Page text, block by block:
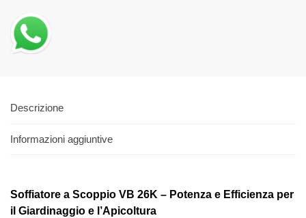
Descrizione
Informazioni aggiuntive
Soffiatore a Scoppio VB 26K – Potenza e Efficienza per
il Giardinaggio e l’Apicoltura